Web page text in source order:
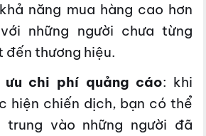
năng mua hàng cao hơn
những người chưa từng
đến thương hiệu.
ưu chi phí quảng cáo: khi
hiện chiến dịch, bạn có thể
trung vào những người đã